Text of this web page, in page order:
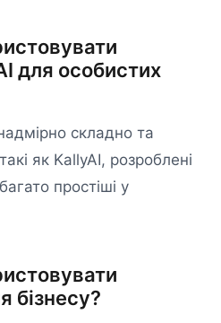
для особистих
складно та
як KallyAI, розроблені
простіші у
бізнесу?